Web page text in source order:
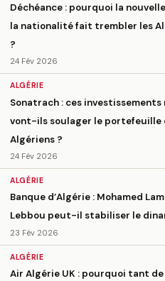
Déchéance : pourquoi la
la nationalité fait trembler les
?
24 Fév 2026
ALGÉRIE
Sonatrach : ces investissements
vont-ils soulager le portefeuille
Algériens ?
24 Fév 2026
ALGÉRIE
Banque d’Algérie : Mohamed
Lebbou peut-il stabiliser le
23 Fév 2026
ALGÉRIE
Air Algérie UK : pourquoi tant